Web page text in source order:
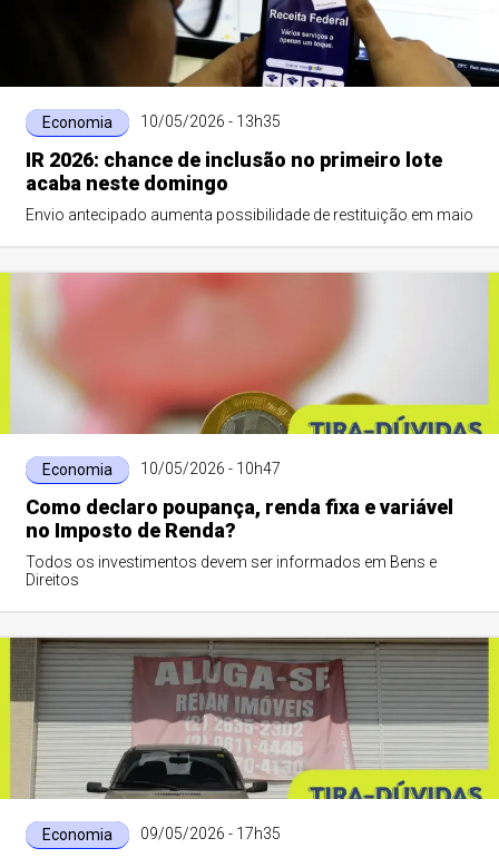
Economia 10/05/2026 - 13h35
IR 2026: chance de inclusão no primeiro lote
acaba neste domingo
Envio antecipado aumenta possibilidade de restituição em maio
Economia 10/05/2026 - 10h47
Como declaro poupança, renda fixa e variável
no Imposto de Renda?
Todos os investimentos devem ser informados em Bens e
Direitos
Economia 09/05/2026 - 17h35